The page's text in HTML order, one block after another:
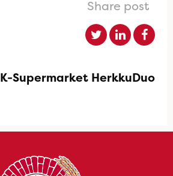
Share post
K-Supermarket HerkkuDuo